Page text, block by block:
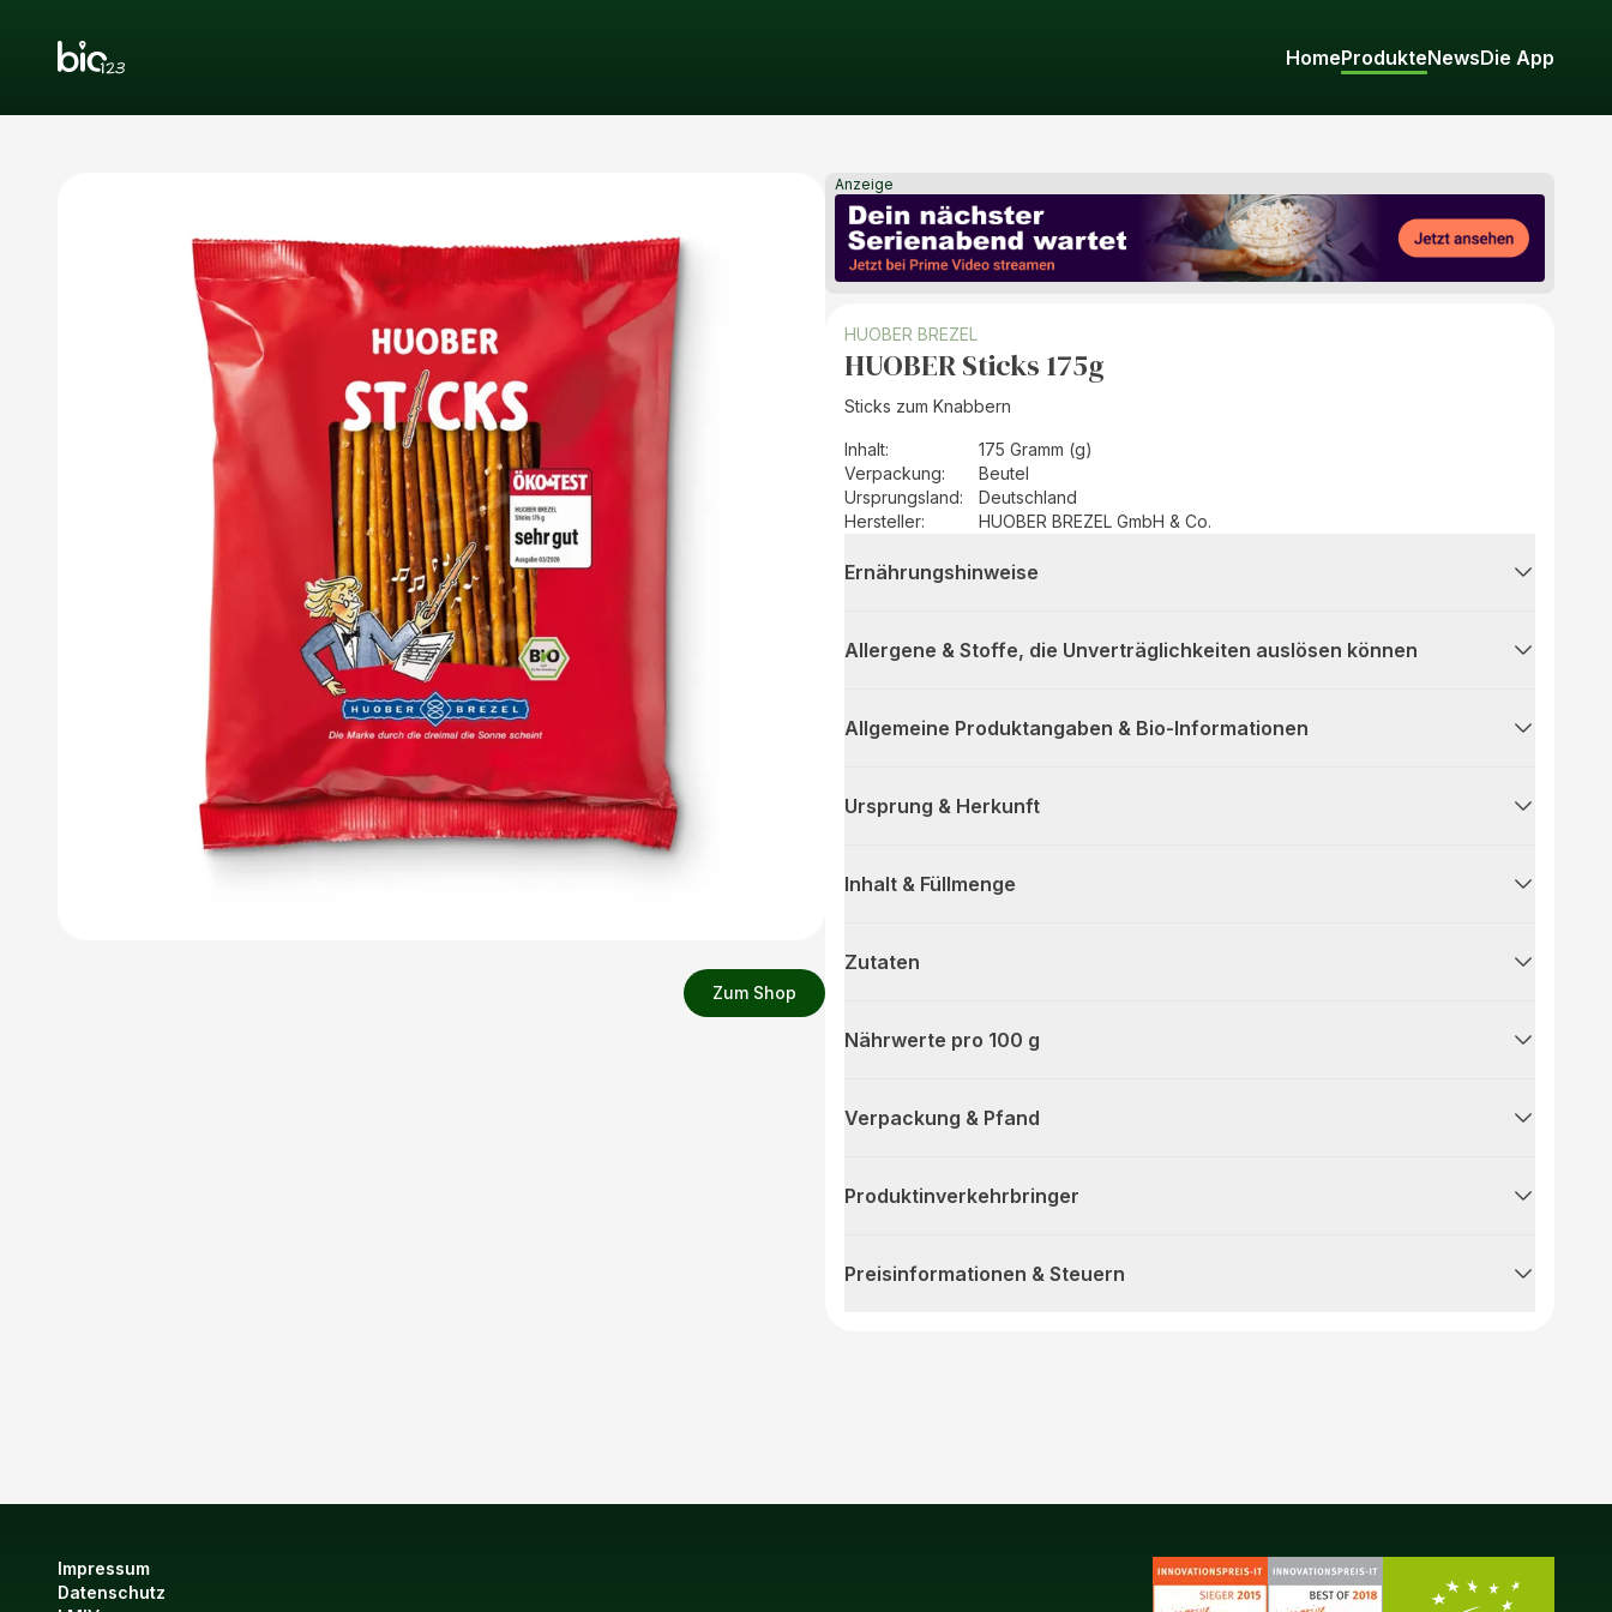
HomeProdukteNewsDie App
Zum Shop
Anzeige
HUOBER BREZEL
HUOBER Sticks 175g
Sticks zum Knabbern
Inhalt:
175 Gramm (g)
Verpackung:
Beutel
Ursprungsland:
Deutschland
Hersteller: HUOBER BREZEL GmbH & Co.
Ernährungshinweise
Allergene & Stoffe, die Unverträglichkeiten auslösen können
Allgemeine Produktangaben & Bio-Informationen
Ursprung & Herkunft
Inhalt & Füllmenge
Zutaten
Nährwerte pro 100 g
Verpackung & Pfand
Produktinverkehrbringer
Preisinformationen & Steuern
Impressum
Datenschutz